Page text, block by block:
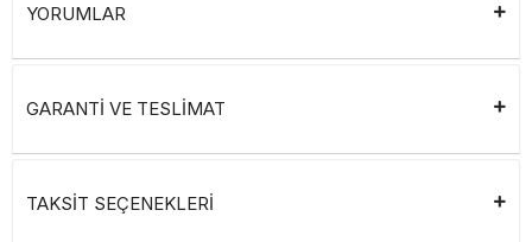
YORUMLAR
GARANTİ VE TESLİMAT
TAKSİT SEÇENEKLERİ